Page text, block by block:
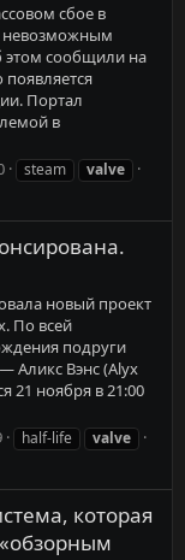
сбое в
невозможным
этом сообщили на
Портал
в
steam valve
новый проект
По всей
подруги
Аликс Вэнс (Alyx
21 ноября в 21:00
half-life valve
которая